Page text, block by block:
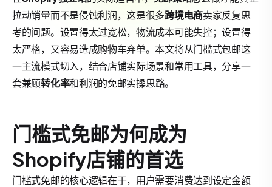
拉动销量而不是侵蚀利润，这是很多跨境电商卖家反复思
考的问题。设置得太过宽松，物流成本可能失控；设置得
太严格，又容易造成购物车弃单。本文将从门槛式包邮这
一主流模式切入，结合店铺实际场景和常用工具，分享一
套兼顾转化率和利润的免邮实操思路。
门槛式免邮为何成为
Shopify店铺的首选
门槛式免邮的核心逻辑在于，用户需要消费达到设定金额